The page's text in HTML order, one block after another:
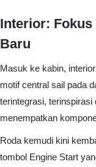
Interior: Fokus
Baru
Masuk ke kabin,
motif central sail pada
terintegrasi, terinspirasi
menempatkan
Roda kemudi kini
tombol Engine Start